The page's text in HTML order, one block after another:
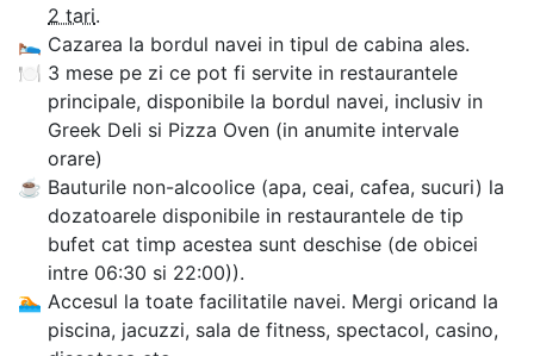
2 tari.
🛌 Cazarea la bordul navei in tipul de cabina ales.
🍽 3 mese pe zi ce pot fi servite in restaurantele
principale, disponibile la bordul navei, inclusiv in
Greek Deli si Pizza Oven (in anumite intervale
orare)
☕ Bauturile non-alcoolice (apa, ceai, cafea, sucuri) la
dozatoarele disponibile in restaurantele de tip
bufet cat timp acestea sunt deschise (de obicei
intre 06:30 si 22:00)).
🏊‍ Accesul la toate facilitatile navei. Mergi oricand la
piscina, jacuzzi, sala de fitness, spectacol, casino,